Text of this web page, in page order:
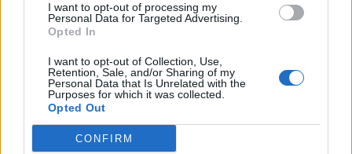
I want to opt-out of processing my
Personal Data for Targeted Advertising.
Opted In
I want to opt-out of Collection, Use,
Retention, Sale, and/or Sharing of my
Personal Data that Is Unrelated with the
Purposes for which it was collected.
Opted Out
CONFIRM
Северна Кореја и Русија градат
Исчезнаа десетмина
алпинисти во лавина во
Непалец
БЕЛ ШТРАЈК НА ГРАНИЦИТЕ: